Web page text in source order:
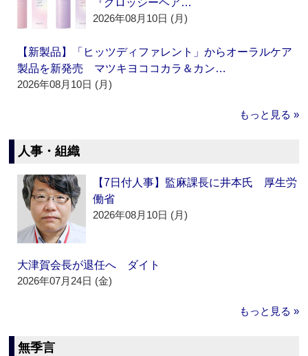
『グロッシーヘア…
2026年08月10日 (月)
【新製品】「ヒッツディファレント」からオーラルケア
製品を新発売 マツキヨココカラ＆カン…
2026年08月10日 (月)
もっと見る »
人事・組織
【7日付人事】監麻課長に井本氏 厚生労
働省
2026年08月10日 (月)
大津賀会長が退任へ ダイト
2026年07月24日 (金)
もっと見る »
無季言